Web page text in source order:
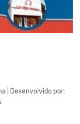
| Desenvolvido por: